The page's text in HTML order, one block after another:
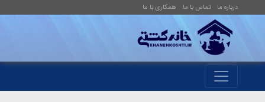
درباره ما تماس با ما همکاری با ما